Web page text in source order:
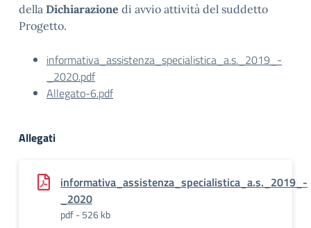
della Dichiarazione di avvio attività del suddetto
Progetto.
informativa_assistenza_specialistica_a.s._2019_-
_2020.pdf
Allegato-6.pdf
Allegati
informativa_assistenza_specialistica_a.s._2019_-
_2020
pdf - 526 kb